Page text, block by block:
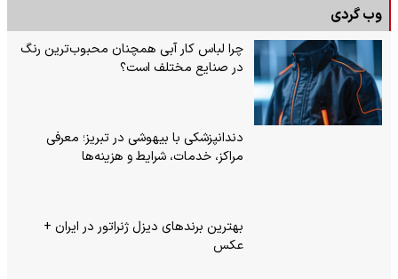
وب گردی
چرا لباس کار آبی همچنان محبوب‌ترین رنگ
در صنایع مختلف است؟
دندانپزشکی با بیهوشی در تبریز؛ معرفی
مراکز، خدمات، شرایط و هزینه‌ها
بهترین برندهای دیزل ژنراتور در ایران +
عکس